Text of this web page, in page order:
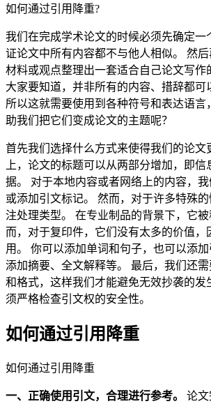
如何通过引用降重?
我们在完成学术论文的时候必须先确定一
证论文中所有内容都不与他人相似。 然
材料或观点整理出一套适合自己论文写作
大家要知道，并非所有的内容、措辞都可
所以这就需要使用到各种符号和表达语言
助我们把它们变成论文的主题呢？
首先我们选择什么方式来使得我们的论文
上，论文的标题可以从两部分增加，即
据。 对于本地内容或者网络上的内容，
或添加引文标记。 然而，对于许多特殊
注处理类型。 在专业制品的背景下，它
而，对于复印件，它们没有太多的价值，
用。 你可以添加单词和句子，也可以添
添加摘要、全文解释等。 最后，我们还需
和格式，这样我们才能避免无效抄袭的发
须严格检查引文权的安全性。
如何通过引用降重
如何通过引用降重
一、正确使用引文，合理进行参考。
论